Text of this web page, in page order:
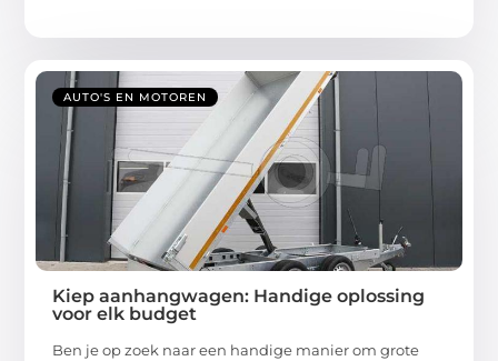
AUTO'S EN MOTOREN
Kiep aanhangwagen: Handige oplossing
voor elk budget
Ben je op zoek naar een handige manier om grote